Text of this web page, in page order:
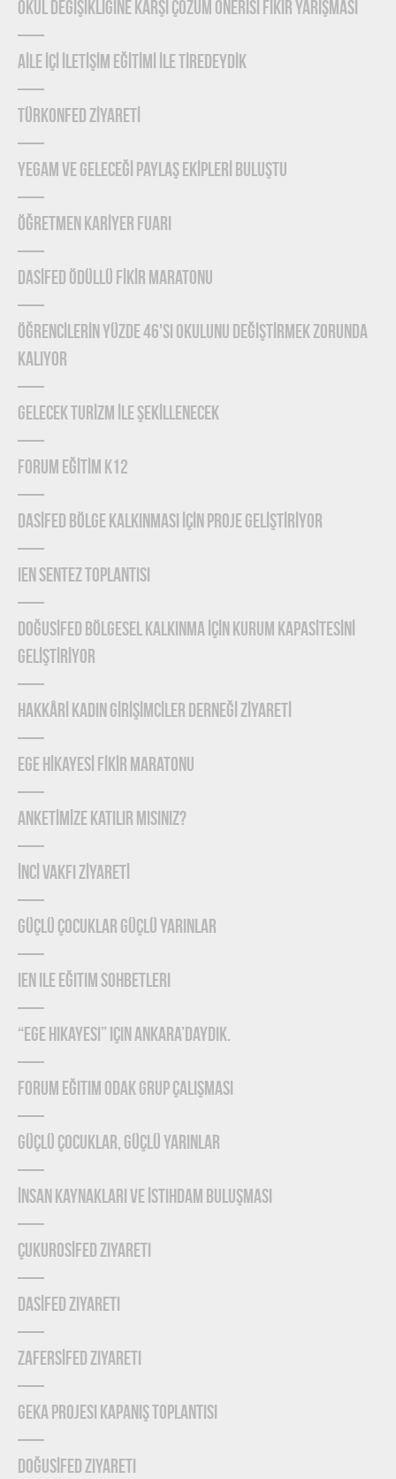
OKUL DEĞİŞİKLİĞİNE KARŞI ÇÖZÜM ÖNERİSİ FİKİR YARIŞMASI
AİLE İÇİ İLETİŞİM EĞİTİMİ İLE TİREDEYDİK
TÜRKONFED ZİYARETİ
YEGAM ve GELECEĞİ PAYLAŞ EKİPLERİ BULUŞTU
ÖĞRETMEN KARİYER FUARI
DASİFED ÖDÜLLÜ FİKİR MARATONU
ÖĞRENCİLERİN YÜZDE 46'SI OKULUNU DEĞİŞTİRMEK ZORUNDA
KALIYOR
GELECEK TURİZM İLE ŞEKİLLENECEK
FORUM EĞİTİM K12
DASİFED BÖLGE KALKINMASI İÇİN PROJE GELİŞTİRİYOR
IEN Sentez Toplantısı
DOĞUSİFED BÖLGESEL KALKINMA İÇİN KURUM KAPASİTESİNİ
GELİŞTİRİYOR
HAKKÂRİ KADIN GİRİŞİMCİLER DERNEĞİ ZİYARETİ
EGE HİKAYESİ FİKİR MARATONU
ANKETİMİZE KATILIR MISINIZ?
İNCİ VAKFI ZİYARETİ
Güçlü Çocuklar Güçlü Yarınlar
IEN ile Eğitim Sohbetleri
“Ege Hikayesi” için Ankara’daydık.
Forum Eğitim Odak Grup Çalışması
Güçlü Çocuklar, Güçlü Yarınlar
İnsan Kaynakları ve İstihdam Buluşması
ÇUKUROSİFED Ziyareti
DASİFED Ziyareti
ZAFERSİFED Ziyareti
GEKA Projesi Kapanış Toplantısı
DOĞUSİFED Ziyareti